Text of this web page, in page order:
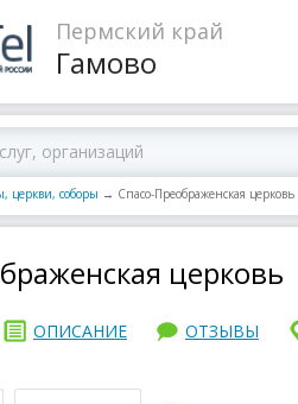
Пермский край
Гамово
церкви, соборы → Спасо-Преображенская церковь
церковь
ОПИСАНИЕ ОТЗЫВЫ